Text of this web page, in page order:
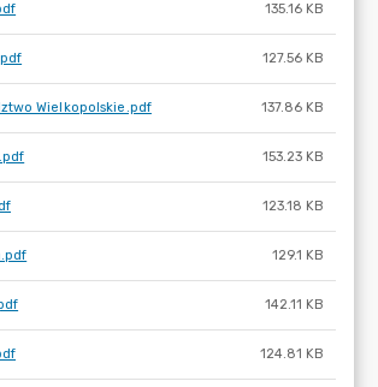
135.16 KB
127.56 KB
Wielkopolskie.pdf 137.86 KB
153.23 KB
123.18 KB
129.1 KB
142.11 KB
124.81 KB